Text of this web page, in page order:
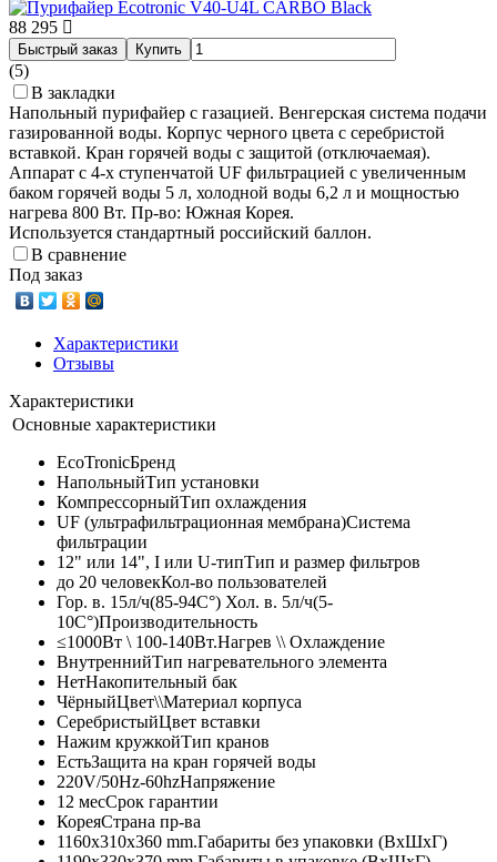
88 295
Быстрый заказ Купить
(5)
В закладки
Напольный пурифайер с газацией. Венгерская система подачи
газированной воды. Корпус черного цвета с серебристой
вставкой. Кран горячей воды с защитой (отключаемая).
Аппарат с 4-х ступенчатой UF фильтрацией с увеличенным
баком горячей воды 5 л, холодной воды 6,2 л и мощностью
нагрева 800 Вт. Пр-во: Южная Корея.
Используется стандартный российский баллон.
В сравнение
Под заказ
Характеристики
Отзывы
Характеристики
Основные характеристики
EcoTronicБренд
НапольныйТип установки
КомпрессорныйТип охлаждения
UF (ультрафильтрационная мембрана)Система
фильтрации
12" или 14", I или U-типТип и размер фильтров
до 20 человекКол-во пользователей
Гор. в. 15л/ч(85-94C°) Хол. в. 5л/ч(5-
10C°)Производительность
≤1000Вт \ 100-140Вт.Нагрев \\ Охлаждение
ВнутреннийТип нагревательного элемента
НетНакопительный бак
ЧёрныйЦвет\\Материал корпуса
СеребристыйЦвет вставки
Нажим кружкойТип кранов
ЕстьЗащита на кран горячей воды
220V/50Hz-60hzНапряжение
12 месСрок гарантии
КореяСтрана пр-ва
1160x310x360 mm.Габариты без упаковки (ВxШxГ)